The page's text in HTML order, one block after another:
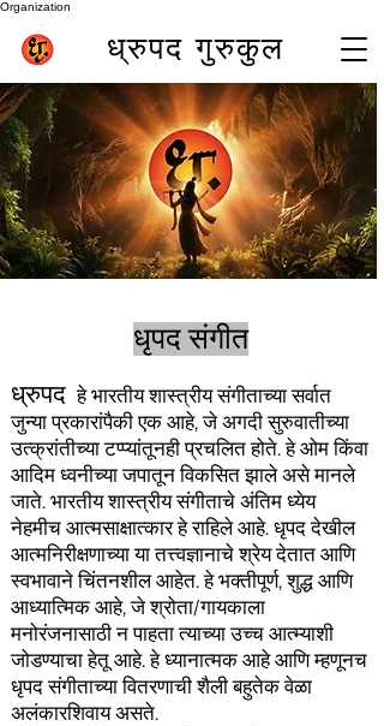
Organization
पुण्यातील सर्वोत्कृष्ट बासरी शिक्षक (भारत) समीर इनामदार
सर्वोत्तम ऑनलाइन बासरी वर्ग
ध्रुपद गुरुकुल
धृपद संगीत
ध्रुपद हे भारतीय शास्त्रीय संगीताच्या सर्वात
जुन्या प्रकारांपैकी एक आहे, जे अगदी सुरुवातीच्या
उत्क्रांतीच्या टप्प्यांतूनही प्रचलित होते. हे ओम किंवा
आदिम ध्वनीच्या जपातून विकसित झाले असे मानले
जाते. भारतीय शास्त्रीय संगीताचे अंतिम ध्येय
नेहमीच आत्मसाक्षात्कार हे राहिले आहे. धृपद देखील
आत्मनिरीक्षणाच्या या तत्त्वज्ञानाचे श्रेय देतात आणि
स्वभावाने चिंतनशील आहेत. हे भक्तीपूर्ण, शुद्ध आणि
आध्यात्मिक आहे, जे श्रोता/गायकाला
मनोरंजनासाठी न पाहता त्याच्या उच्च आत्म्याशी
जोडण्याचा हेतू आहे. हे ध्यानात्मक आहे आणि म्हणूनच
धृपद संगीताच्या वितरणाची शैली बहुतेक वेळा
अलंकारशिवाय असते.